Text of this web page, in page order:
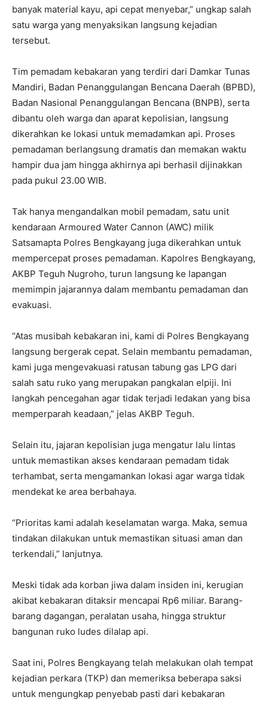
banyak material kayu, api cepat menyebar,” ungkap salah
satu warga yang menyaksikan langsung kejadian
tersebut.
Tim pemadam kebakaran yang terdiri dari Damkar Tunas
Mandiri, Badan Penanggulangan Bencana Daerah (BPBD),
Badan Nasional Penanggulangan Bencana (BNPB), serta
dibantu oleh warga dan aparat kepolisian, langsung
dikerahkan ke lokasi untuk memadamkan api. Proses
pemadaman berlangsung dramatis dan memakan waktu
hampir dua jam hingga akhirnya api berhasil dijinakkan
pada pukul 23.00 WIB.
Tak hanya mengandalkan mobil pemadam, satu unit
kendaraan Armoured Water Cannon (AWC) milik
Satsamapta Polres Bengkayang juga dikerahkan untuk
mempercepat proses pemadaman. Kapolres Bengkayang,
AKBP Teguh Nugroho, turun langsung ke lapangan
memimpin jajarannya dalam membantu pemadaman dan
evakuasi.
“Atas musibah kebakaran ini, kami di Polres Bengkayang
langsung bergerak cepat. Selain membantu pemadaman,
kami juga mengevakuasi ratusan tabung gas LPG dari
salah satu ruko yang merupakan pangkalan elpiji. Ini
langkah pencegahan agar tidak terjadi ledakan yang bisa
memperparah keadaan,” jelas AKBP Teguh.
Selain itu, jajaran kepolisian juga mengatur lalu lintas
untuk memastikan akses kendaraan pemadam tidak
terhambat, serta mengamankan lokasi agar warga tidak
mendekat ke area berbahaya.
“Prioritas kami adalah keselamatan warga. Maka, semua
tindakan dilakukan untuk memastikan situasi aman dan
terkendali,” lanjutnya.
Meski tidak ada korban jiwa dalam insiden ini, kerugian
akibat kebakaran ditaksir mencapai Rp6 miliar. Barang-
barang dagangan, peralatan usaha, hingga struktur
bangunan ruko ludes dilalap api.
Saat ini, Polres Bengkayang telah melakukan olah tempat
kejadian perkara (TKP) dan memeriksa beberapa saksi
untuk mengungkap penyebab pasti dari kebakaran